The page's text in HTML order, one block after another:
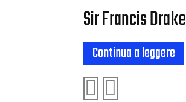
Sir Francis Drake
Continua a leggere